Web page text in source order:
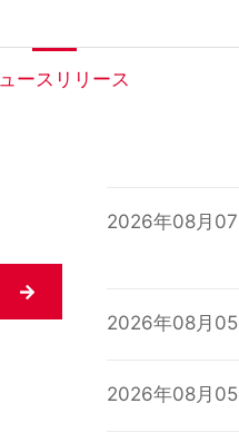
ースリリース
2026年08月07
2026年08月05
2026年08月05